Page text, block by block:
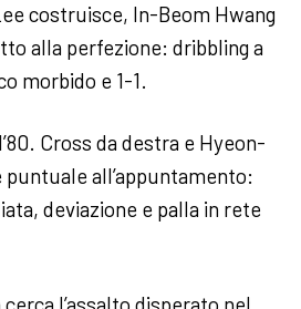
costruisce, In-Beom Hwang
alla perfezione: dribbling a
morbido e 1-1.
Cross da destra e Hyeon-
puntuale all’appuntamento:
deviazione e palla in rete